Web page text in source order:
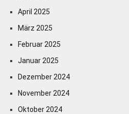
April 2025
März 2025
Februar 2025
Januar 2025
Dezember 2024
November 2024
Oktober 2024